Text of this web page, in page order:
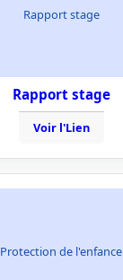
Rapport stage
Rapport stage
Voir l'Lien
Protection de l'enfance